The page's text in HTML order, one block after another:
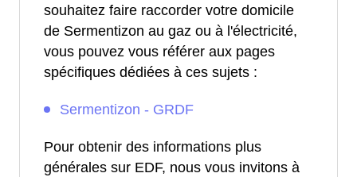
souhaitez faire raccorder votre domicile
de Sermentizon au gaz ou à l'électricité,
vous pouvez vous référer aux pages
spécifiques dédiées à ces sujets :
Sermentizon - GRDF
Pour obtenir des informations plus
générales sur EDF, nous vous invitons à